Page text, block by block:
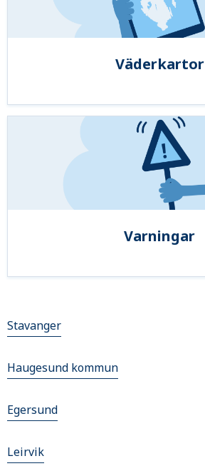
Väderkartor
Varningar
Stavanger
Haugesund kommun
Egersund
Leirvik